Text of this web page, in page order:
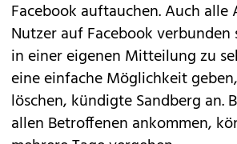
Facebook auftauchen. Auch alle
Nutzer auf Facebook
in einer eigenen Mitteilung zu
eine einfache Möglichkeit
löschen, kündigte Sandberg an.
allen Betroffenen ankommen,